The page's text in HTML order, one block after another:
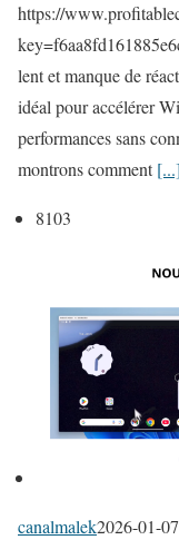
https://
lent et manque de
idéal pour accélérer
performances sans
montrons comment[...]
8103
canalmalek2026-01-